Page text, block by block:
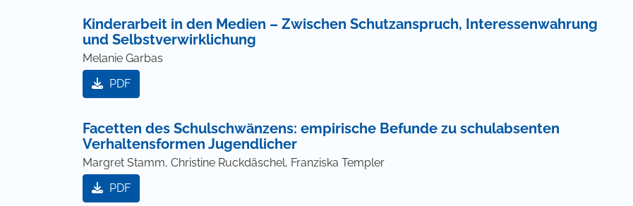
Kinderarbeit in den Medien – Zwischen Schutzanspruch, Interessenwahrung
und Selbstverwirklichung
Melanie Garbas
PDF
Facetten des Schulschwänzens: empirische Befunde zu schulabsenten
Verhaltensformen Jugendlicher
Margret Stamm, Christine Ruckdäschel, Franziska Templer
PDF